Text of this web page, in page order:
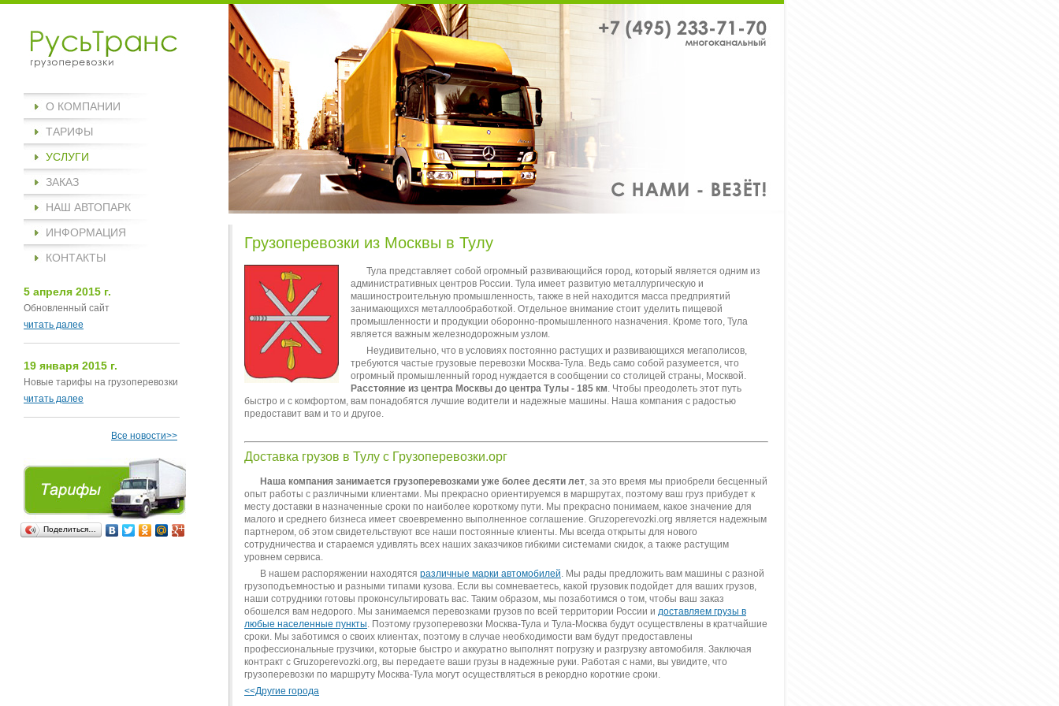
О КОМПАНИИ
ТАРИФЫ
УСЛУГИ
ЗАКАЗ
НАШ АВТОПАРК
ИНФОРМАЦИЯ
КОНТАКТЫ
5 апреля 2015 г.
Обновленный сайт
читать далее
19 января 2015 г.
Новые тарифы на грузоперевозки
читать далее
Все новости>>
Грузоперевозки из Москвы в Тулу
Тула представляет собой огромный развивающийся город, который является одним из
административных центров России. Тула имеет развитую металлургическую и
машиностроительную промышленность, также в ней находится масса предприятий
занимающихся металлообработкой. Отдельное внимание стоит уделить пищевой
промышленности и продукции оборонно-промышленного назначения. Кроме того, Тула
является важным железнодорожным узлом.
Неудивительно, что в условиях постоянно растущих и развивающихся мегаполисов,
требуются частые грузовые перевозки Москва-Тула. Ведь само собой разумеется, что
огромный промышленный город нуждается в сообщении со столицей страны, Москвой.
Расстояние из центра Москвы до центра Тулы - 185 км. Чтобы преодолеть этот путь
быстро и с комфортом, вам понадобятся лучшие водители и надежные машины. Наша компания с радостью
предоставит вам и то и другое.
Доставка грузов в Тулу с Грузоперевозки.орг
Наша компания занимается грузоперевозками уже более десяти лет, за это время мы приобрели бесценный
опыт работы с различными клиентами. Мы прекрасно ориентируемся в маршрутах, поэтому ваш груз прибудет к
месту доставки в назначенные сроки по наиболее короткому пути. Мы прекрасно понимаем, какое значение для
малого и среднего бизнеса имеет своевременно выполненное соглашение. Gruzoperevozki.org является надежным
партнером, об этом свидетельствуют все наши постоянные клиенты. Мы всегда открыты для нового
сотрудничества и стараемся удивлять всех наших заказчиков гибкими системами скидок, а также растущим
уровнем сервиса.
В нашем распоряжении находятся различные марки автомобилей. Мы рады предложить вам машины с разной
грузоподъемностью и разными типами кузова. Если вы сомневаетесь, какой грузовик подойдет для ваших грузов,
наши сотрудники готовы проконсультировать вас. Таким образом, мы позаботимся о том, чтобы ваш заказ
обошелся вам недорого. Мы занимаемся перевозками грузов по всей территории России и доставляем грузы в
любые населенные пункты. Поэтому грузоперевозки Москва-Тула и Тула-Москва будут осуществлены в кратчайшие
сроки. Мы заботимся о своих клиентах, поэтому в случае необходимости вам будут предоставлены
профессиональные грузчики, которые быстро и аккуратно выполнят погрузку и разгрузку автомобиля. Заключая
контракт с Gruzoperevozki.org, вы передаете ваши грузы в надежные руки. Работая с нами, вы увидите, что
грузоперевозки по маршруту Москва-Тула могут осуществляться в рекордно короткие сроки.
<<Другие города
Поделиться…